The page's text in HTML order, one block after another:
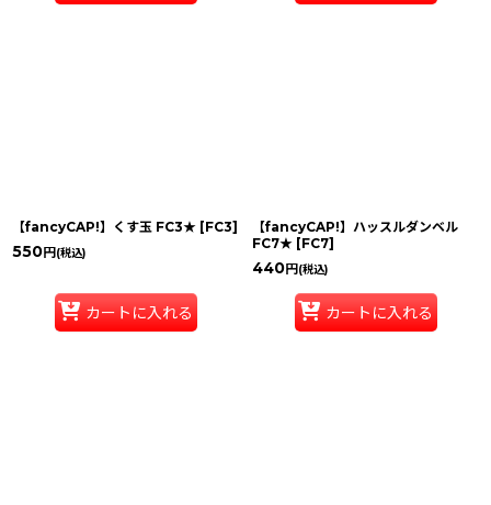
【fancyCAP!】くす玉 FC3★ [FC3]
550円(税込)
カートに入れる
【fancyCAP!】ハッスルダンベル
FC7★ [FC7]
440円(税込)
カートに入れる